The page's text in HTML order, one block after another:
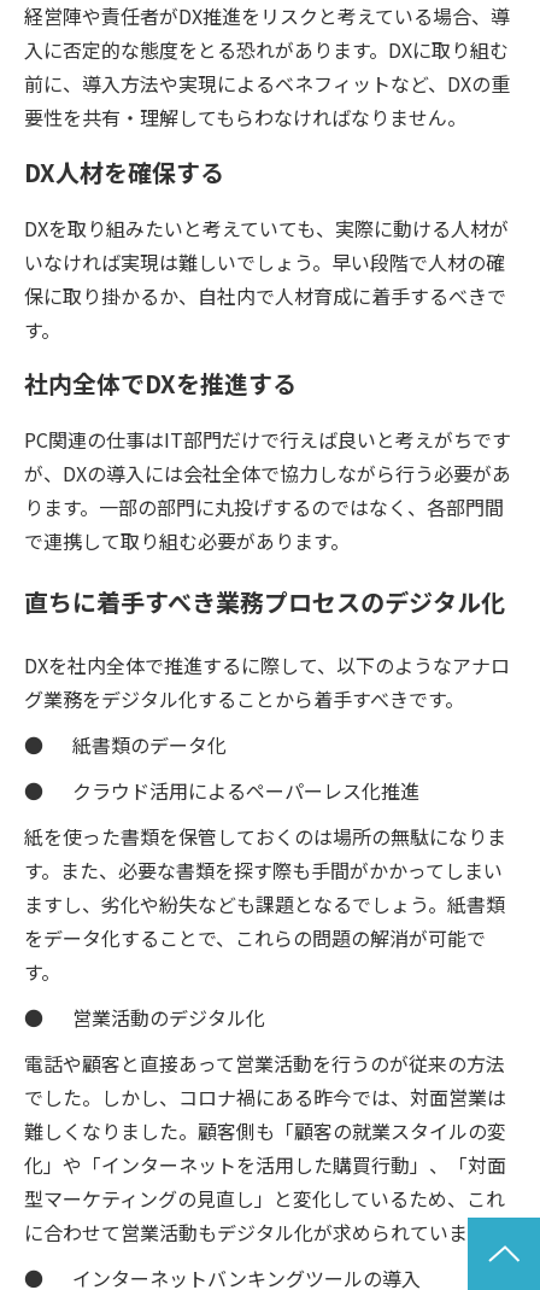
経営陣や責任者がDX推進をリスクと考えている場合、導
入に否定的な態度をとる恐れがあります。DXに取り組む
前に、導入方法や実現によるベネフィットなど、DXの重
要性を共有・理解してもらわなければなりません。
DX人材を確保する
DXを取り組みたいと考えていても、実際に動ける人材が
いなければ実現は難しいでしょう。早い段階で人材の確
保に取り掛かるか、自社内で人材育成に着手するべきで
す。
社内全体でDXを推進する
PC関連の仕事はIT部門だけで行えば良いと考えがちです
が、DXの導入には会社全体で協力しながら行う必要があ
ります。一部の部門に丸投げするのではなく、各部門間
で連携して取り組む必要があります。
直ちに着手すべき業務プロセスのデジタル化
DXを社内全体で推進するに際して、以下のようなアナロ
グ業務をデジタル化することから着手すべきです。
● 紙書類のデータ化
● クラウド活用によるペーパーレス化推進
紙を使った書類を保管しておくのは場所の無駄になりま
す。また、必要な書類を探す際も手間がかかってしまい
ますし、劣化や紛失なども課題となるでしょう。紙書類
をデータ化することで、これらの問題の解消が可能で
す。
● 営業活動のデジタル化
電話や顧客と直接あって営業活動を行うのが従来の方法
でした。しかし、コロナ禍にある昨今では、対面営業は
難しくなりました。顧客側も「顧客の就業スタイルの変
化」や「インターネットを活用した購買行動」、「対面
型マーケティングの見直し」と変化しているため、これ
に合わせて営業活動もデジタル化が求められています。
● インターネットバンキングツールの導入